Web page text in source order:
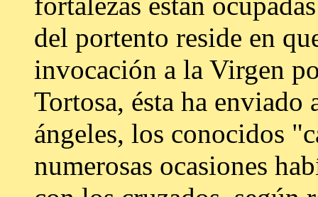
del portento reside en
invocación a la Virgen
Tortosa, ésta ha
ángeles, los conocidos
numerosas ocasiones